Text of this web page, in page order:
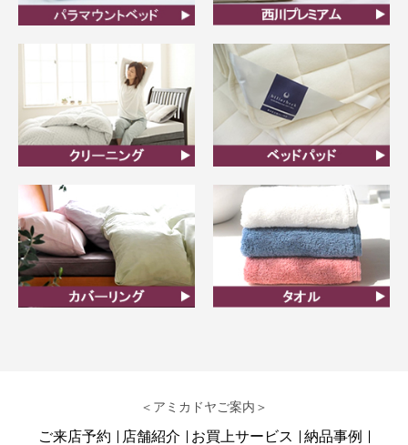
ん
＜アミカドヤご案内＞
ご来店予約 店舗紹介 お買上サービス
納品事例